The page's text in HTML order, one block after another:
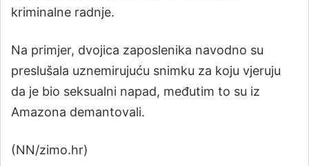
kriminalne radnje.
Na primjer, dvojica zaposlenika navodno su
preslušala uznemirujuću snimku za koju vjeruju
da je bio seksualni napad, međutim to su iz
Amazona demantovali.
(NN/zimo.hr)